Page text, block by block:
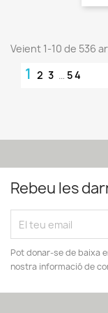
Veient 1-10 de 536
1 2 3 … 54
Rebeu les
Pot donar-se de baixa
nostra informació de